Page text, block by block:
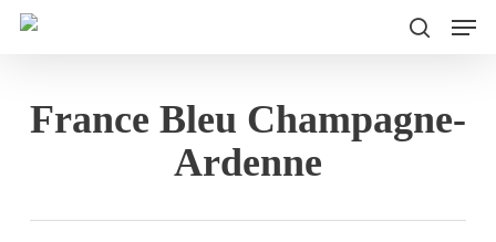
Skip
contentFrance Bleu Champagne-
Ardenne